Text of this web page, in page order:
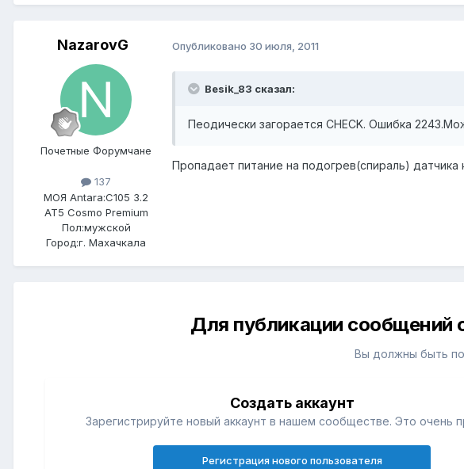
NazarovG
Почетные Форумчане
137
МОЯ Antara:C105 3.2
AT5 Cosmo Premium
Пол:мужской
Город:г. Махачкала
Опубликовано 30 июля, 2011
Besik_83 сказал:
Пеодически загорается CHECK. Ошибка
Пропадает питание на подогрев(спираль)
Для публикации сообщений
Вы должны быть
Создать аккаунт
Зарегистрируйте новый аккаунт в нашем сообществе. Это очень
Регистрация нового пользователя